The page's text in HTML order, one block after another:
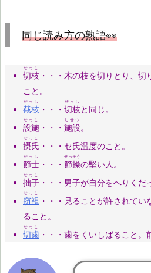
同じ読み方の熟語👀
切枝
せっし
・・・木の枝を切りとり、切
こと。
截枝
せっし
・・・ 切枝
せっし
と同じ。
設施
せっし
・・・ 施設
しせつ
。
摂氏
せっし
・・・セ氏温度のこと。
節士
せっし
・・・ 節操
せっそう
の堅い人。
拙子
せっし
・・・男子が自分をへりくだ
窃視
せっし
・・・見ることが許されて
ること。
切歯
せっし
・・・歯をくいしばること。